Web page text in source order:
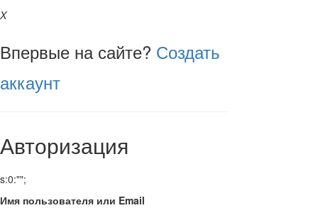
X
Впервые на сайте? Создать
аккаунт
Авторизация
s:0:"";
Имя пользователя или Email